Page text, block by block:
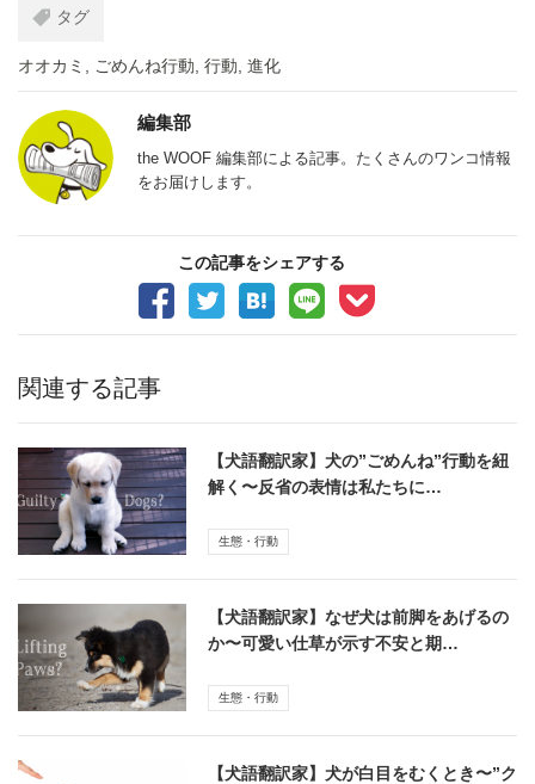
タグ
オオカミ ごめんね行動 行動 進化
編集部
the WOOF 編集部による記事。たくさんのワンコ情報
をお届けします。
この記事をシェアする
関連する記事
【犬語翻訳家】犬の”ごめんね”行動を紐
解く〜反省の表情は私たちに…
生態・行動
【犬語翻訳家】なぜ犬は前脚をあげるの
か〜可愛い仕草が示す不安と期…
生態・行動
【犬語翻訳家】犬が白目をむくとき〜”ク